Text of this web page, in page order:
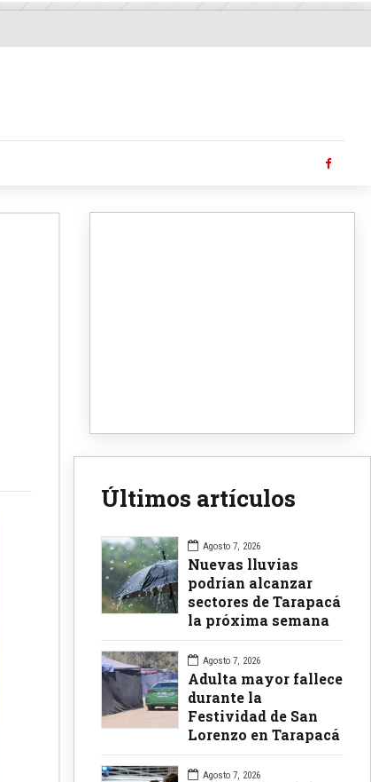
Últimos artículos
Agosto 7, 2026
Nuevas lluvias
podrían alcanzar
sectores de Tarapacá
la próxima semana
Agosto 7, 2026
Adulta mayor fallece
durante la
Festividad de San
Lorenzo en Tarapacá
Agosto 7, 2026